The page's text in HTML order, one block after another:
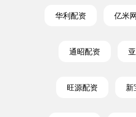
华利配资 亿米
通昭配资
旺源配资 新
深证成指